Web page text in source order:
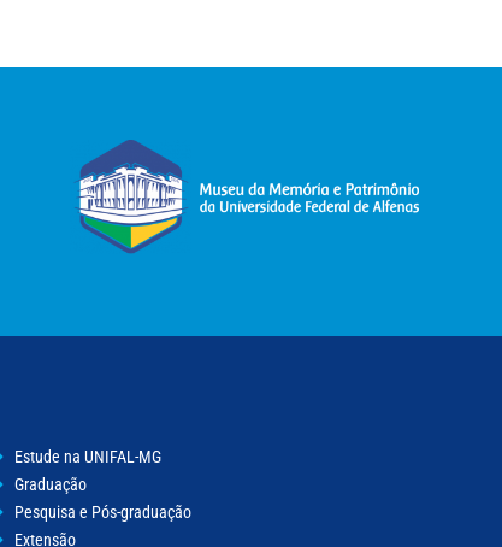
Estude na UNIFAL-MG
Graduação
Pesquisa e Pós-graduação
Extensão